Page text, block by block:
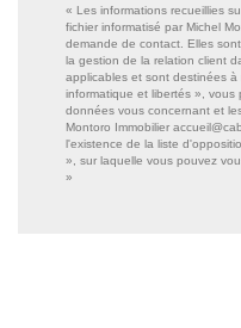
« Les informations recueillies
fichier informatisé par Michel
demande de contact. Elles
la gestion de la relation client
applicables et sont destinées à
informatique et libertés », vous
données vous concernant et
Montoro Immobilier
l'existence de la liste
», sur laquelle vous pouvez
»